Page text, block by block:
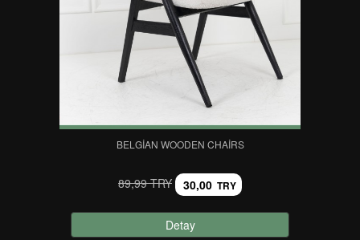
BELGIAN WOODEN CHAIRS
89,99 TRY 30,00 TRY
Detay